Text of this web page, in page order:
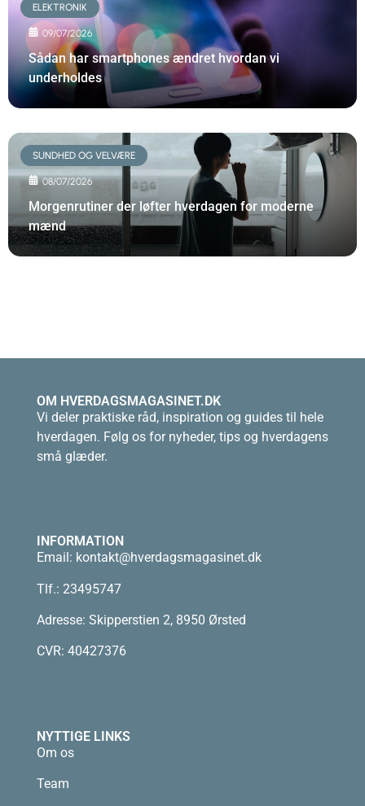
ELEKTRONIK
09/07/2026
Sådan har smartphones ændret hvordan vi
underholdes
SUNDHED OG VELVÆRE
08/07/2026
Morgenrutiner der løfter hverdagen for moderne
mænd
OM HVERDAGSMAGASINET.DK
Vi deler praktiske råd, inspiration og guides til hele
hverdagen. Følg os for nyheder, tips og hverdagens
små glæder.
INFORMATION
Email: kontakt@hverdagsmagasinet.dk
Tlf.: 23495747
Adresse: Skipperstien 2, 8950 Ørsted
CVR: 40427376
NYTTIGE LINKS
Om os
Team